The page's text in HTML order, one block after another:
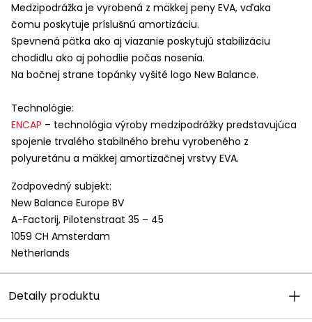
Medzipodrážka je vyrobená z mäkkej peny EVA, vďaka
čomu poskytuje príslušnú amortizáciu.
Spevnená pätka ako aj viazanie poskytujú stabilizáciu
chodidlu ako aj pohodlie počas nosenia.
Na bočnej strane topánky vyšité logo New Balance.
Technológie:
ENCAP – technológia výroby medzipodrážky predstavujúca
spojenie trvalého stabilného brehu vyrobeného z
polyuretánu a mäkkej amortizačnej vrstvy EVA.
Zodpovedný subjekt:
New Balance Europe BV
A-Factorij, Pilotenstraat 35 – 45
1059 CH Amsterdam
Netherlands
Detaily produktu